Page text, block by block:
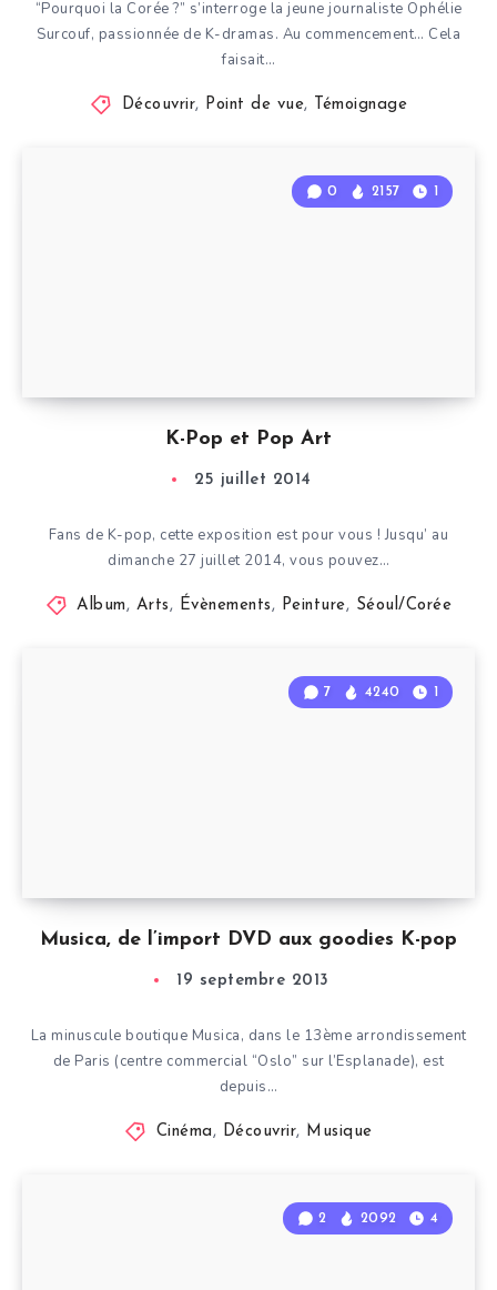
“Pourquoi la Corée ?” s’interroge la jeune journaliste Ophélie
Surcouf, passionnée de K-dramas. Au commencement… Cela
faisait…
Découvrir, Point de vue, Témoignage
K-Pop et Pop Art
0 2157 1
25 juillet 2014
Fans de K-pop, cette exposition est pour vous ! Jusqu’ au
dimanche 27 juillet 2014, vous pouvez…
Album, Arts, Évènements, Peinture, Séoul/Corée
Musica, de l’import DVD aux goodies K-pop
7 4240 1
19 septembre 2013
La minuscule boutique Musica, dans le 13ème arrondissement
de Paris (centre commercial “Oslo” sur l’Esplanade), est
depuis…
Cinéma, Découvrir, Musique
2 2092 4